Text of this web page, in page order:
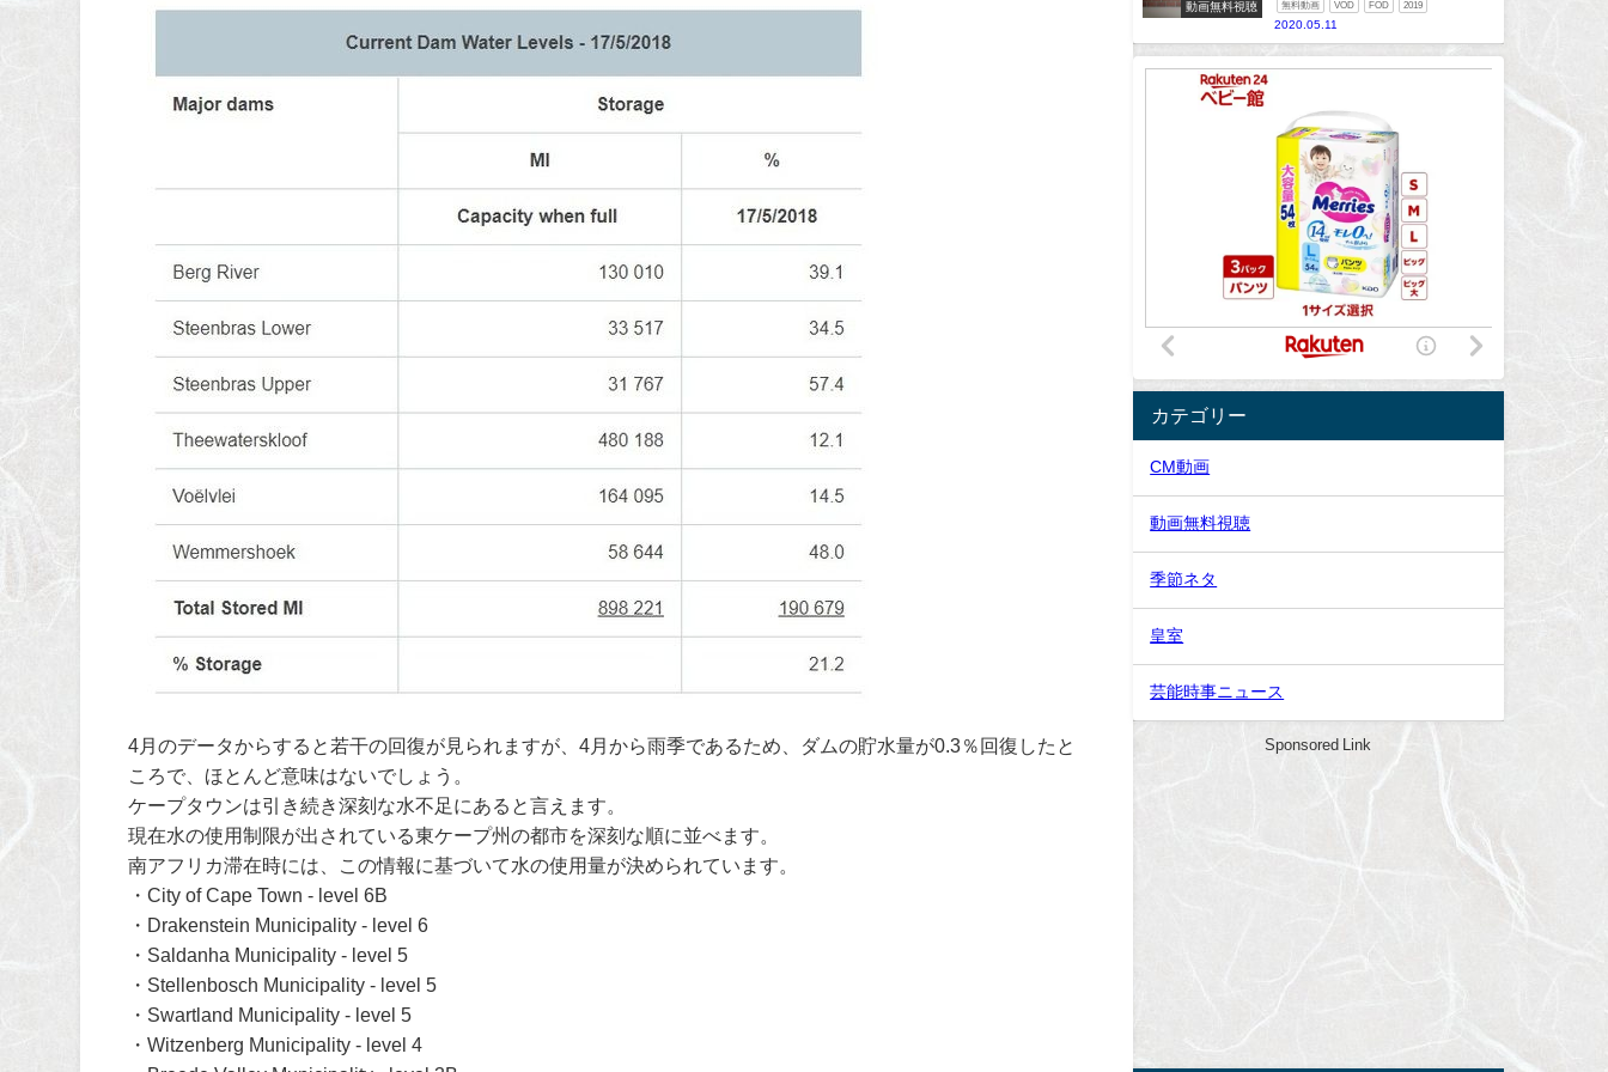
4月のデータからすると若干の回復が見られますが、4月から雨季であるため、ダムの貯水量が0.3％回復したと
ころで、ほとんど意味はないでしょう。
ケープタウンは引き続き深刻な水不足にあると言えます。
現在水の使用制限が出されている東ケープ州の都市を深刻な順に並べます。
南アフリカ滞在時には、この情報に基づいて水の使用量が決められています。
・City of Cape Town - level 6B
・Drakenstein Municipality - level 6
・Saldanha Municipality - level 5
・Stellenbosch Municipality - level 5
・Swartland Municipality - level 5
・Witzenberg Municipality - level 4
動画無料視聴 無料動画 VOD FOD 2019
2020.05.11
カテゴリー
CM動画
動画無料視聴
季節ネタ
皇室
芸能時事ニュース
Sponsored Link